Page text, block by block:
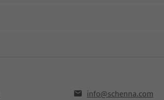
info@schenna.com